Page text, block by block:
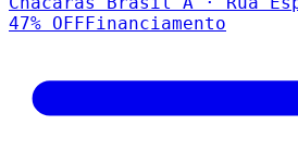
47% OFFFinanciamento